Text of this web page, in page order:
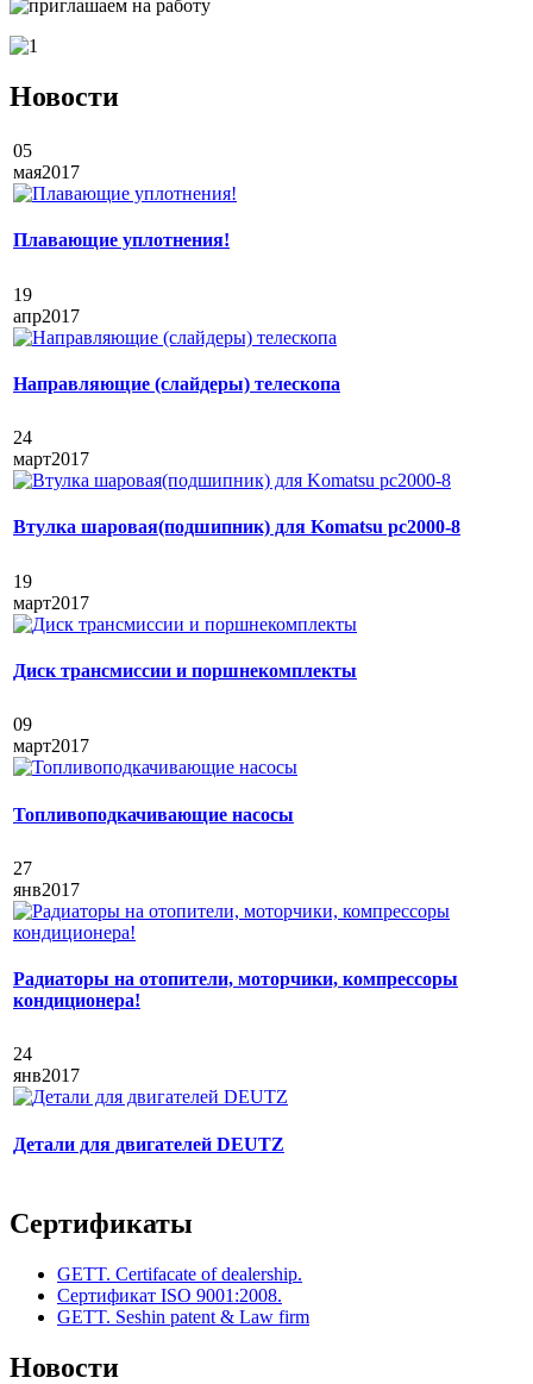
Новости
05
мая2017
Плавающие уплотнения!
19
апр2017
Направляющие (слайдеры) телескопа
24
март2017
Втулка шаровая(подшипник) для Komatsu pc2000-8
19
март2017
Диск трансмиссии и поршнекомплекты
09
март2017
Топливоподкачивающие насосы
27
янв2017
Радиаторы на отопители, моторчики, компрессоры
кондиционера!
24
янв2017
Детали для двигателей DEUTZ
Сертификаты
GETT. Certifacate of dealership.
Сертификат ISO 9001:2008.
GETT. Seshin patent & Law firm
Новости